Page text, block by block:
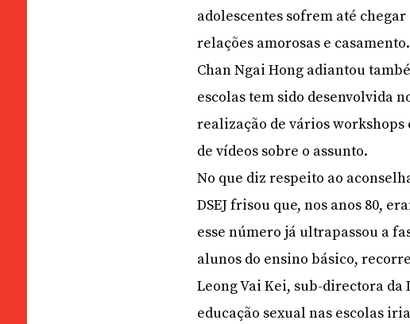
adolescentes sofrem até
relações amorosas e casamento.
Chan Ngai Hong adiantou
escolas tem sido desenvolvida
realização de vários
de vídeos sobre o assunto.
No que diz respeito ao
DSEJ frisou que, nos anos 80,
esse número já ultrapassou a
alunos do ensino básico,
Leong Vai Kei, sub-directora da
educação sexual nas escolas